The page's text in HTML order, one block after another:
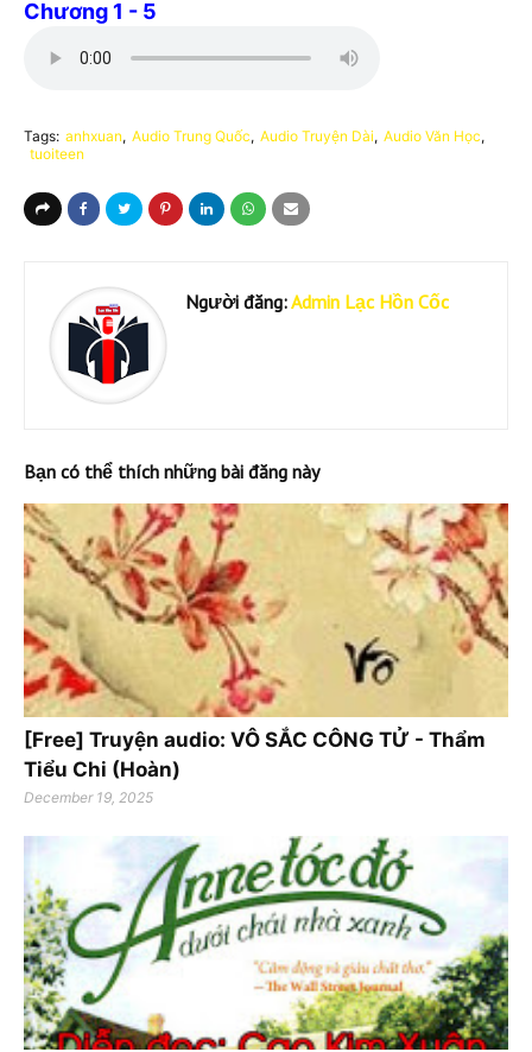
Chương 1 - 5
Tags: anhxuan Audio Trung Quốc Audio Truyện Dài Audio Văn Học
tuoiteen
Người đăng:Admin Lạc Hồn Cốc
Bạn có thể thích những bài đăng này
[Free] Truyện audio: VÔ SẮC CÔNG TỬ - Thẩm
Tiểu Chi (Hoàn)
December 19, 2025